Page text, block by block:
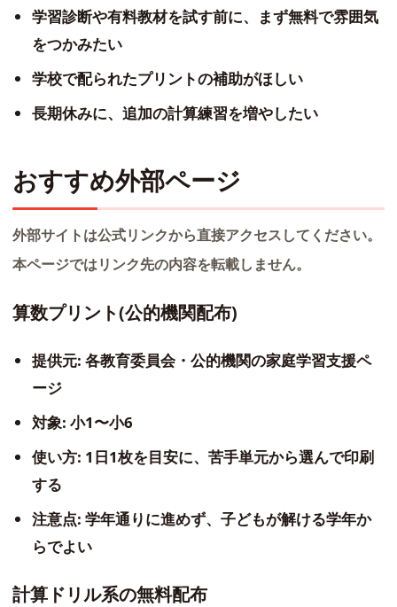
学習診断や有料教材を試す前に、まず無料で雰囲気
をつかみたい
学校で配られたプリントの補助がほしい
長期休みに、追加の計算練習を増やしたい
おすすめ外部ページ
外部サイトは公式リンクから直接アクセスしてください。
本ページではリンク先の内容を転載しません。
算数プリント(公的機関配布)
提供元: 各教育委員会・公的機関の家庭学習支援ペ
ージ
対象: 小1〜小6
使い方: 1日1枚を目安に、苦手単元から選んで印刷
する
注意点: 学年通りに進めず、子どもが解ける学年か
らでよい
計算ドリル系の無料配布